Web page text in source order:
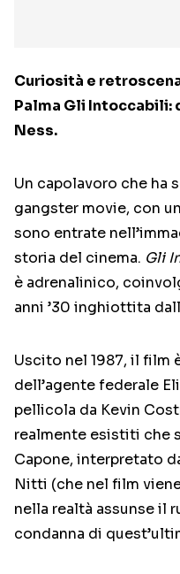
Curiosità e
Palma Gli Intoccabili:
Ness.
Un capolavoro che ha
gangster movie, con
sono entrate
storia del cinema. Gli
è adrenalinico,
anni ’30 inghiottita
Uscito nel 1987, il film
dell’agente federale
pellicola da Kevin
realmente esistiti che
Capone, interpretato
Nitti (che nel film
nella realtà assunse il
condanna di